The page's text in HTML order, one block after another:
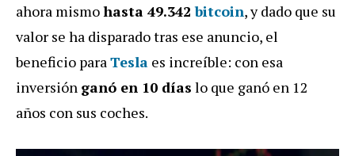
ahora mismohasta 49.342bitcoin, y dado que su
valor se ha disparado tras ese anuncio, el
beneficio paraTesla es increíble: con esa
inversión ganó en 10 días lo que ganó en 12
años con sus coches.